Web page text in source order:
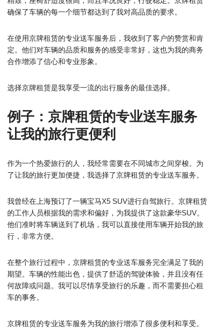
确保了车辆的每一个细节都达到了我对高品质的要求。
在使用京牌租赁的专业送车服务后，我收到了客户的赞赏和肯
定。他们对车辆的品质和服务的感受非常好，这也为我的商务
合作增添了信心和专业形象。
选择京牌租赁是我享受一流的出行服务的最佳选择。
例子：京牌租赁的专业送车服务
让我的旅行更便利
作为一个热爱旅行的人，我经常需要在不同城市之间穿梭。为
了让我的旅行更加便捷，我选择了京牌租赁的专业送车服务。
我曾经在上海预订了一辆宝马X5 SUV进行自驾旅行。京牌租赁
的工作人员根据我的需求和偏好，为我提供了这款豪华SUV。
他们准时将车辆送到了机场，我可以直接使用车辆开始我的旅
行，非常方便。
在整个旅行过程中，京牌租赁的专业送车服务完全满足了我的
期望。车辆的性能出色，提供了舒适的驾驶体验，并且没有任
何故障或问题。我可以尽情享受旅行的乐趣，而不需要担心租
车的事务。
京牌租赁的专业送车服务为我的旅行增添了很多便利和享受。